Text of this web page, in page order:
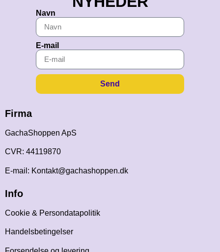
Navn
E-mail
Send
Firma
GachaShoppen ApS
CVR: 44119870
E-mail: Kontakt@gachashoppen.dk
Info
Cookie & Persondatapolitik
Handelsbetingelser